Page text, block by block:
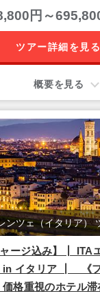
円～
ツアー詳細を見る
概要を見る
ャージ込み】┃ ITA
in イタリア ┃ 《
価格重視のホテル
ンツェ（イタリア）